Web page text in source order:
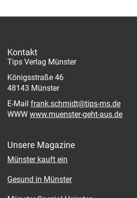
Kontakt
Tips Verlag Münster
Königsstraße 46
48143 Münster
E-Mail frank.schmidt@tips-ms.de
WWW www.muenster-geht-aus.de
Unsere Magazine
Münster kauft ein
Gesund in Münster